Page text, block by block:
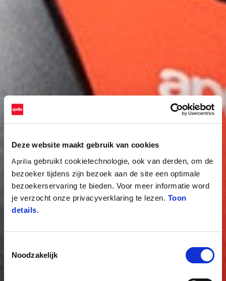
Deze website maakt gebruik van cookies
Aprilia gebruikt cookietechnologie, ook van derden, om de
bezoeker tijdens zijn bezoek aan de site een optimale
bezoekerservaring te bieden. Voor meer informatie word
je verzocht onze privacyverklaring te lezen. Toon
details.
Noodzakelijk